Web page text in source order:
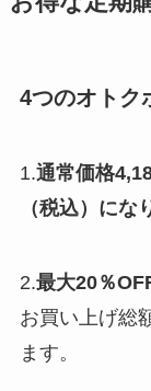
4つのオトク
1.通常価格
（税込）にな
2.最大20％
お買い上げ総
ます。